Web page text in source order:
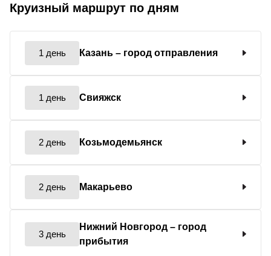
Круизный маршрут по дням
1 день Казань – город отправления
1 день Свияжск
2 день Козьмодемьянск
2 день Макарьево
3 день
Нижний Новгород – город
прибытия